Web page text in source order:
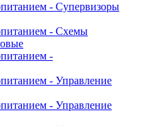
- Супервизоры
- Схемы
-
- Управление
- Управление